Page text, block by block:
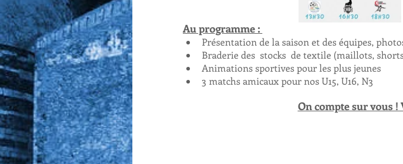
Au programme :
Présentation de la saison et des équipes,
Braderie des  stocks  de textile (maillots,
Animations sportives pour les plus jeunes
3 matchs amicaux pour nos U15, U16, N3
On compte sur vous !